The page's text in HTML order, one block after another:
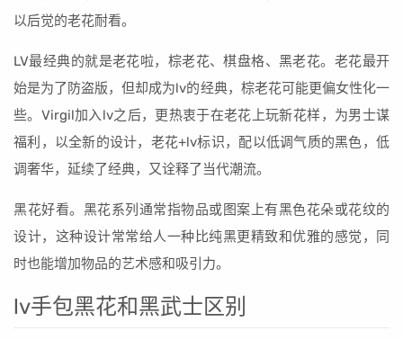
以后觉的老花耐看。
LV最经典的就是老花啦，棕老花、棋盘格、黑老花。老花最开
始是为了防盗版，但却成为lv的经典，棕老花可能更偏女性化一
些。Virgil加入lv之后，更热衷于在老花上玩新花样，为男士谋
福利，以全新的设计，老花+lv标识，配以低调气质的黑色，低
调奢华，延续了经典，又诠释了当代潮流。
黑花好看。黑花系列通常指物品或图案上有黑色花朵或花纹的
设计，这种设计常常给人一种比纯黑更精致和优雅的感觉，同
时也能增加物品的艺术感和吸引力。
lv手包黑花和黑武士区别